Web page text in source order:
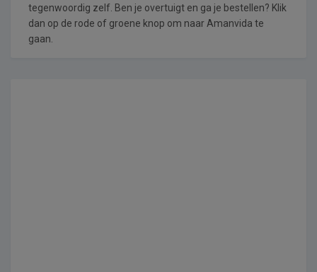
tegenwoordig zelf. Ben je overtuigt en ga je bestellen? Klik
dan op de rode of groene knop om naar Amanvida te
gaan.